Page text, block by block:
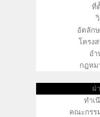
ที่
อัตลัก
โครง
อำ
กฎหม
ฝ่
ทำเ
คณะกรร